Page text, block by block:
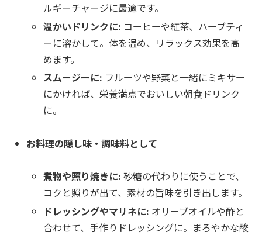
ルギーチャージに最適です。
温かいドリンクに: コーヒーや紅茶、ハーブティ
ーに溶かして。体を温め、リラックス効果を高
めます。
スムージーに: フルーツや野菜と一緒にミキサー
にかければ、栄養満点でおいしい朝食ドリンク
に。
お料理の隠し味・調味料として
煮物や照り焼きに: 砂糖の代わりに使うことで、
コクと照りが出て、素材の旨味を引き出します。
ドレッシングやマリネに: オリーブオイルや酢と
合わせて、手作りドレッシングに。まろやかな酸